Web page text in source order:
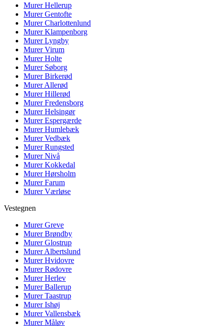
MurerHellerup
MurerGentofte
MurerCharlottenlund
MurerKlampenborg
MurerLyngby
MurerVirum
MurerHolte
Murer Søborg
MurerBirkerød
MurerAllerød
MurerHillerød
MurerFredensborg
MurerHelsingør
MurerEspergærde
MurerHumlebæk
MurerVedbæk
MurerRungsted
MurerNivå
MurerKokkedal
MurerHørsholm
MurerFarum
MurerVærløse
Vestegnen
MurerGreve
MurerBrøndby
MurerGlostrup
MurerAlbertslund
MurerHvidovre
MurerRødovre
MurerHerlev
MurerBallerup
MurerTaastrup
MurerIshøj
MurerVallensbæk
MurerMåløv